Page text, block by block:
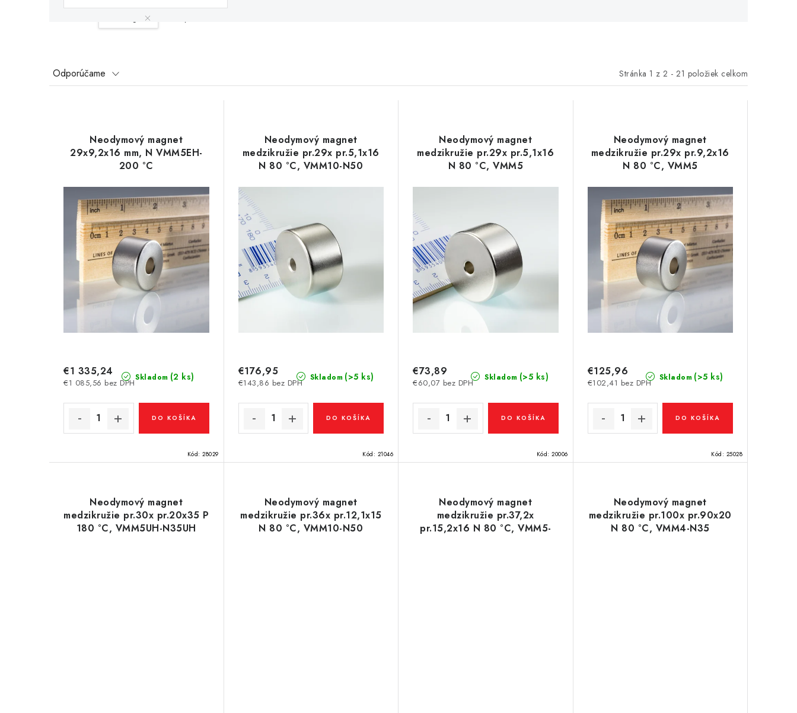
Stránka 1 z 2 - 21 položiek celkom
R
Odporúčame
Neodymový magnet
29x9,2x16 mm, N VMM5EH-
200 °C
Skladom (2 ks)
€1 085,56 bez DPH
€1 335,24
DO KOŠÍKA
Kód: 28029
Neodymový magnet
medzikružie pr.29x pr.5,1x16
N 80 °C, VMM10-N50
Skladom (>5 ks)
€143,86 bez DPH
€176,95
DO KOŠÍKA
Kód: 21046
Neodymový magnet
medzikružie pr.29x pr.5,1x16
N 80 °C, VMM5
Skladom (>5 ks)
€60,07 bez DPH
€73,89
DO KOŠÍKA
Kód: 20006
Neodymový magnet
medzikružie pr.29x pr.9,2x16
N 80 °C, VMM5
Skladom (>5 ks)
€102,41 bez DPH
€125,96
DO KOŠÍKA
Kód: 25028
Neodymový magnet
medzikružie pr.30x pr.20x35 P
180 °C, VMM5UH-N35UH
Neodymový magnet
medzikružie pr.36x pr.12,1x15
N 80 °C, VMM10-N50
Neodymový magnet
medzikružie pr.37,2x
pr.15,2x16 N 80 °C, VMM5-
Neodymový magnet
medzikružie pr.100x pr.90x20
N 80 °C, VMM4-N35